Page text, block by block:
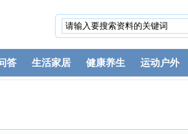
答 生活家居 健康养生 运动户外